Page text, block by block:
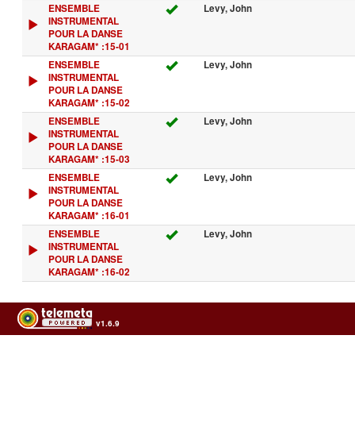
ENSEMBLE
INSTRUMENTAL
POUR LA DANSE
KARAGAM* :15-01
Levy, John
ENSEMBLE
INSTRUMENTAL
POUR LA DANSE
KARAGAM* :15-02
Levy, John
ENSEMBLE
INSTRUMENTAL
POUR LA DANSE
KARAGAM* :15-03
Levy, John
ENSEMBLE
INSTRUMENTAL
POUR LA DANSE
KARAGAM* :16-01
Levy, John
ENSEMBLE
INSTRUMENTAL
POUR LA DANSE
KARAGAM* :16-02
Levy, John
v1.6.9